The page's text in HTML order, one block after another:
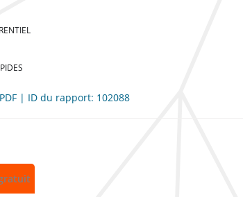
| ID du rapport: 102088